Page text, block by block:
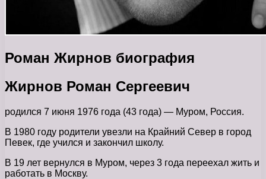
Роман Жирнов биография
Жирнов Роман Сергеевич
родился 7 июня 1976 года (43 года) — Муром, Россия.
В 1980 году родители увезли на Крайний Север в город
Певек, где учился и закончил школу.
В 19 лет вернулся в Муром, через 3 года переехал жить и
работать в Москву.